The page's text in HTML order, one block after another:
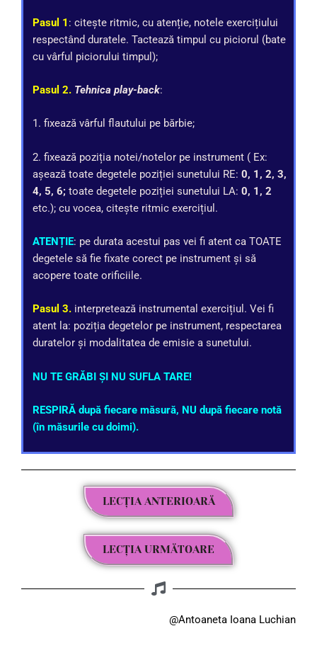
Pasul 1 : citește ritmic, cu atenție, notele exercițiului
respectând duratele. Tactează timpul cu piciorul (bate
cu vârful piciorului timpul);
Pasul 2. Tehnica play-back:
1. fixează vârful flautului pe bărbie;
2. fixează poziția notei/notelor pe instrument ( Ex:
așează toate degetele poziției sunetului RE: 0, 1, 2, 3,
4, 5, 6; toate degetele poziției sunetului LA: 0, 1, 2
etc.); cu vocea, citește ritmic exercițiul.
ATENȚIE: pe durata acestui pas vei fi atent ca TOATE
degetele să fie fixate corect pe instrument și să
acopere toate orificiile.
Pasul 3. interpretează instrumental exercițiul. Vei fi
atent la: poziția degetelor pe instrument, respectarea
duratelor și modalitatea de emisie a sunetului.
NU TE GRĂBI ȘI NU SUFLA TARE!
RESPIRĂ după fiecare măsură, NU după fiecare notă
(în măsurile cu doimi).
LECȚIA ANTERIOARĂ
LECȚIA URMĂTOARE
@Antoaneta Ioana Luchian